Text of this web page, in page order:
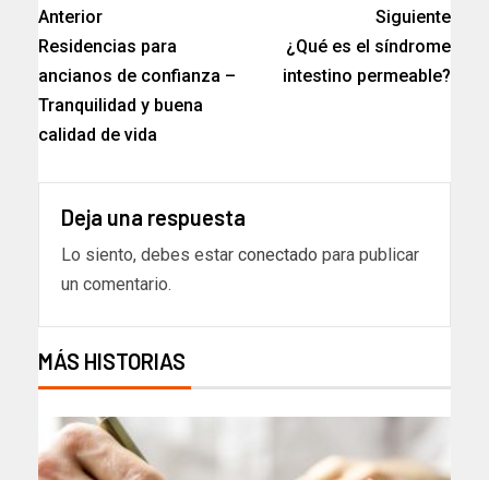
Anterior
Residencias para
ancianos de confianza –
Tranquilidad y buena
calidad de vida
Siguiente
¿Qué es el síndrome
intestino permeable?
Deja una respuesta
Lo siento, debes estar conectado para publicar
un comentario.
MÁS HISTORIAS